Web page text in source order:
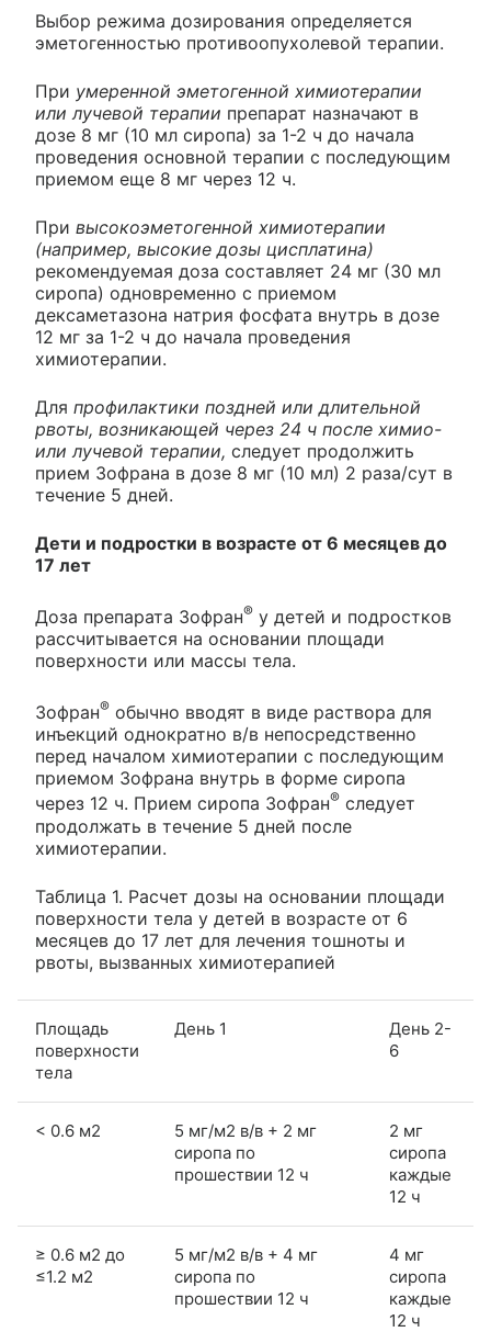
Выбор режима дозирования определяется
эметогенностью противоопухолевой терапии.
При умеренной эметогенной химиотерапии
или лучевой терапии препарат назначают в
дозе 8 мг (10 мл сиропа) за 1-2 ч до начала
проведения основной терапии с последующим
приемом еще 8 мг через 12 ч.
При высокоэметогенной химиотерапии
(например, высокие дозы цисплатина)
рекомендуемая доза составляет 24 мг (30 мл
сиропа) одновременно с приемом
дексаметазона натрия фосфата внутрь в дозе
12 мг за 1-2 ч до начала проведения
химиотерапии.
Для профилактики поздней или длительной
рвоты, возникающей через 24 ч после химио-
или лучевой терапии, следует продолжить
прием Зофрана в дозе 8 мг (10 мл) 2 раза/сут в
течение 5 дней.
Дети и подростки в возрасте от 6 месяцев до
17 лет
Доза препарата Зофран® у детей и подростков
рассчитывается на основании площади
поверхности или массы тела.
Зофран® обычно вводят в виде раствора для
инъекций однократно в/в непосредственно
перед началом химиотерапии с последующим
приемом Зофрана внутрь в форме сиропа
через 12 ч. Прием сиропа Зофран® следует
продолжать в течение 5 дней после
химиотерапии.
Таблица 1. Расчет дозы на основании площади
поверхности тела у детей в возрасте от 6
месяцев до 17 лет для лечения тошноты и
рвоты, вызванных химиотерапией
Площадь
поверхности
тела
День 1
День 2-
6
< 0.6 м2
5 мг/м2 в/в + 2 мг
сиропа по
прошествии 12 ч
2 мг
сиропа
каждые
12 ч
≥ 0.6 м2 до
≤1.2 м2
5 мг/м2 в/в + 4 мг
сиропа по
прошествии 12 ч
4 мг
сиропа
каждые
12 ч